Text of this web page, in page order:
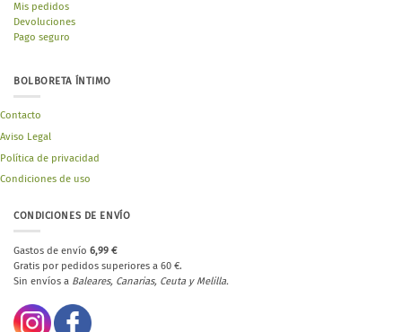
Mis pedidos
Devoluciones
Pago seguro
BOLBORETA ÍNTIMO
Contacto
Aviso Legal
Política de privacidad
Condiciones de uso
CONDICIONES DE ENVÍO
Gastos de envío 6,99 €
Gratis por pedidos superiores a 60 €.
Sin envíos a Baleares, Canarias, Ceuta y Melilla.